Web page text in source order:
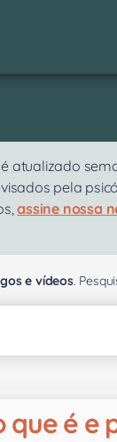
atualizado
pela
assine nossa
e vídeos.
que é